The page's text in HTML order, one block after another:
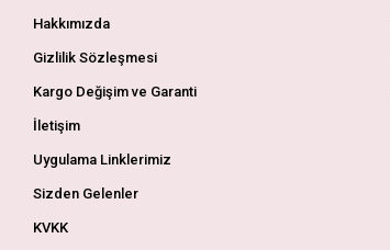
Hakkımızda
Gizlilik Sözleşmesi
Kargo Değişim ve Garanti
İletişim
Uygulama Linklerimiz
Sizden Gelenler
KVKK